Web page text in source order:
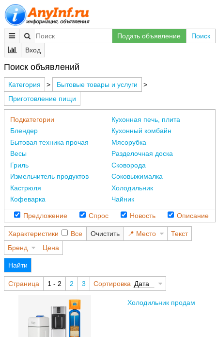
Подать объявление
Поиск
Вход
Поиск объявлений
Категория > Бытовые товары и услуги
>
Приготовление пищи
Подкатегории
Блендер
Бытовая техника прочая
Весы
Гриль
Измельчитель продуктов
Кастрюля
Кофеварка
Кухонная печь, плита
Кухонный комбайн
Мясорубка
Разделочная доска
Сковорода
Соковыжималка
Холодильник
Чайник
Предложение Спрос Новость Описание
Характеристики Все Очистить Место
Текст
Бренд
Цена
Найти
Страница 1 - 2 2 3 Сортировка Дата
Холодильник продам